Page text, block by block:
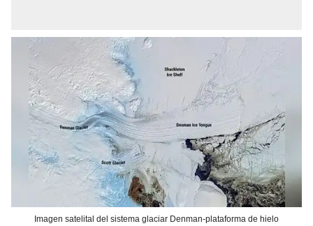
Imagen satelital del sistema glaciar Denman-plataforma de hielo